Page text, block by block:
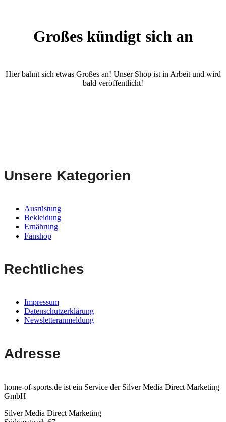
Großes kündigt sich an
Hier bahnt sich etwas Großes an! Unser Shop ist in Arbeit und wird
bald veröffentlicht!
Unsere Kategorien
Ausrüstung
Bekleidung
Ernährung
Fanshop
Rechtliches
Impressum
Datenschutzerklärung
Newsletteranmeldung
Adresse
home-of-sports.de ist ein Service der Silver Media Direct Marketing
GmbH
Silver Media Direct Marketing